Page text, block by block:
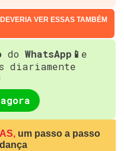
VER ESSAS TAMBÉM
do WhatsApp📱 e
diariamente
um passo a passo